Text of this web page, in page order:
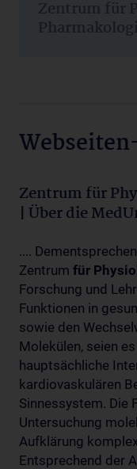
Zentrum für
Zentrum für
| Über die
....
Zentrum für
Forschung und
Funktionen in
sowie den
Molekülen, seien
hauptsächliche
kardiovaskulären
Sinnessystem. Die
Untersuchung
Aufklärung
Entsprechend der